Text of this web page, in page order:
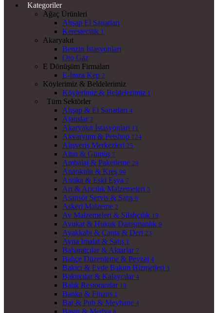
Kategoriler
Ağaç Ürünleri
Ahşap El Sanatları
Kerestecilik 1
Akaryakıt
Benzin İstasyonları
Oto Gaz
E Dönüşüm Firmaları
E-İmza Kep 2
Köylerimiz & Beldelerimiz
Köylerimiz & Beldelerimiz 1
Tüm Sektörler
Ahşap & El Sanatları 4
Ajanslar 2
Akaryakıt İstasyonları 11
Akvaryum & Petshop 124
Alışveriş Merkezleri 25
Altın & Gümüş 7
Ambalaj & Paketleme 29
Anaokulu & Kreş 99
Antika & Eski Eşya 7
Arı & Arıcılık Malzemeleri 5
Asansör Servis & Satış 6
Askeri Malzeme 2
Av Malzemeleri & Silahçılık 19
Avukat & Hukuk Danışmanlık 9
Ayakkabı & Çanta & Deri 23
Ayna İmalat & Satış 1
Baharatçılar & Aktarlar 7
Bahçe Düzenleme & Peyzaj 4
Bakıcı & Evde Bakım Hizmetleri 3
Bakırcılar & Kalaycılar 4
Balık Restorantlar 18
Banka & Finans 1
Bar & Pub & Meyhane 4
Basın & Medya